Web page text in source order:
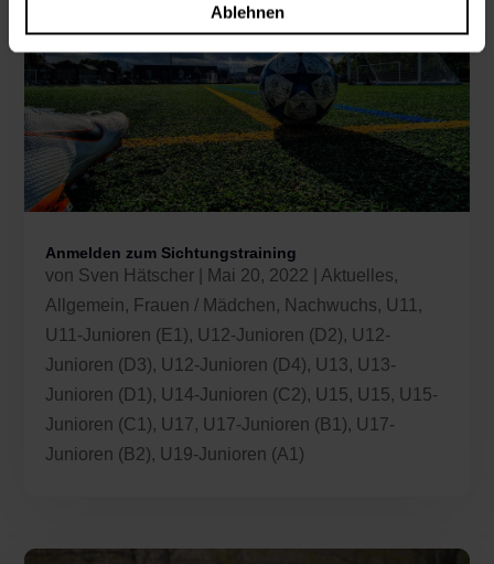
Ablehnen
Anmelden zum Sichtungstraining
von Sven Hätscher Mai 20, 2022 Aktuelles,
Allgemein, Frauen / Mädchen, Nachwuchs, U11 ,
U11-Junioren (E1), U12-Junioren (D2), U12-
Junioren (D3), U12-Junioren (D4), U13, U13-
Junioren (D1), U14-Junioren (C2), U15, U15, U15-
Junioren (C1), U17, U17-Junioren (B1), U17-
Junioren (B2), U19-Junioren (A1)